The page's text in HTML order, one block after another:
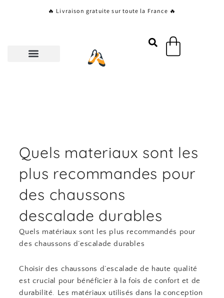
🔥 Livraison gratuite sur toute la France 🔥
Panier
Quels materiaux sont les
plus recommandes pour
des chaussons
descalade durables
Quels matériaux sont les plus recommandés pour
des chaussons d’escalade durables
Choisir des chaussons d’escalade de haute qualité
est crucial pour bénéficier à la fois de confort et de
durabilité. Les matériaux utilisés dans la conception